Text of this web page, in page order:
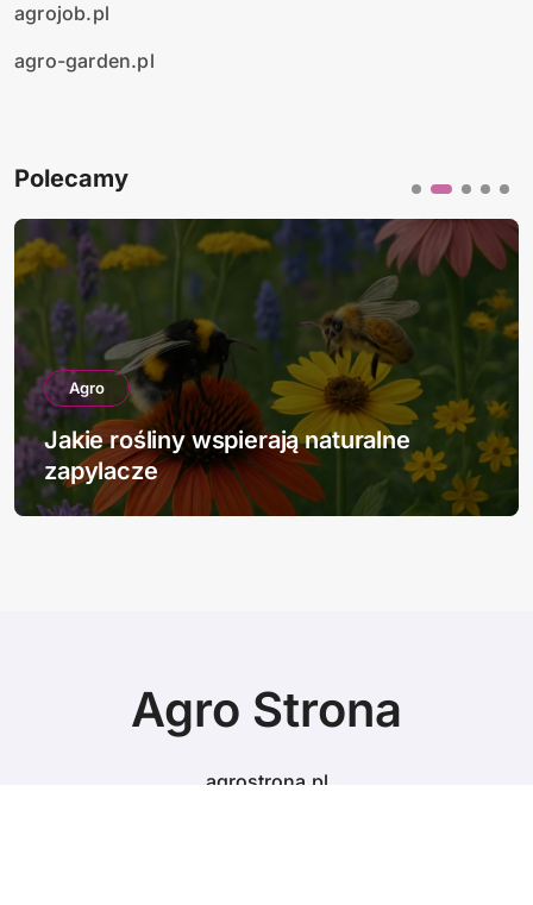
agrojob.pl
agro-garden.pl
Polecamy
Agro
Jakie rośliny wspierają naturalne
zapylacze
Agro Strona
agrostrona.pl